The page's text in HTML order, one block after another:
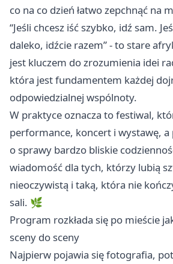
co na co dzień łatwo zepchnąć na
“Jeśli chcesz iść szybko, idź sam.
daleko, idźcie razem” - to stare
jest kluczem do zrozumienia idei
która jest fundamentem każdej
odpowiedzialnej wspólnoty.
W praktyce oznacza to festiwal,
performance, koncert i wystawę, a
o sprawy bardzo bliskie
wiadomość dla tych, którzy lubią
nieoczywistą i taką, która nie
sali. 🌿
Program rozkłada się po mieście
sceny do sceny
Najpierw pojawia się fotografia,